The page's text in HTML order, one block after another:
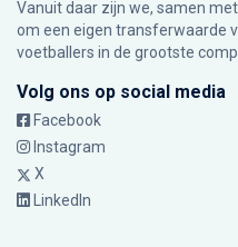
Vanuit daar zijn we, samen
om een eigen transferwaarde
voetballers in de grootste
Volg ons op social media
Facebook
Instagram
X
LinkedIn